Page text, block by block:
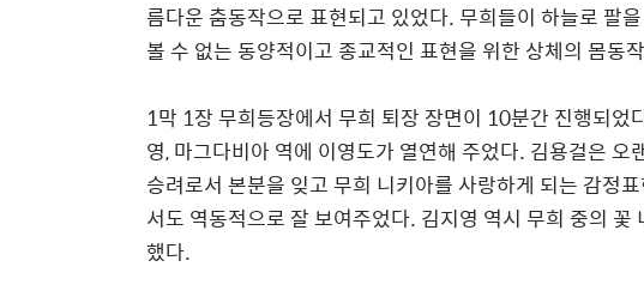
름다운 춤동작으로 표현되고 있었다. 무희들이 하늘로 팔
볼 수 없는 동양적이고 종교적인 표현을 위한 상체의 몸동
1막 1장 무희등장에서 무희 퇴장 장면이 10분간 진행되었
영, 마그다비아 역에 이영도가 열연해 주었다. 김용걸은
승려로서 본분을 잊고 무희 니키아를 사랑하게 되는 감정
서도 역동적으로 잘 보여주었다. 김지영 역시 무희 중의
했다.